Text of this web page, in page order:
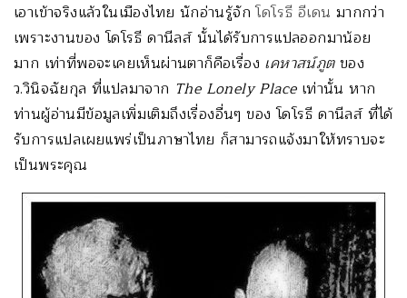
เอาเข้าจริงแล้วในเมืองไทย นักอ่านรู้จักโดโรธี อีเดน มากกว่า
เพราะงานของ โดโรธี ดานีลส์ นั้นได้รับการแปลออกมาน้อย
มาก เท่าที่พอจะเคยเห็นผ่านตาก็คือเรื่อง เคหาสน์ภูตของ
ว.วินิจฉัยกุล ที่แปลมาจาก The Lonely Placeเท่านั้น หาก
ท่านผู้อ่านมีข้อมูลเพิ่มเติมถึงเรื่องอื่นๆ ของ โดโรธี ดานีลส์ ที่ได้
รับการแปลเผยแพร่เป็นภาษาไทย ก็สามารถแจ้งมาให้ทราบจะ
เป็นพระคุณ